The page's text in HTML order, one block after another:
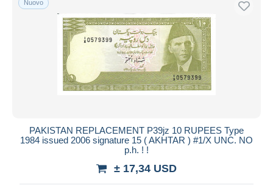
Nuovo
PAKISTAN REPLACEMENT P39jz 10 RUPEES Type
1984 issued 2006 signature 15 ( AKHTAR ) #1/X UNC. NO
p.h. ! !
± 17,34 USD